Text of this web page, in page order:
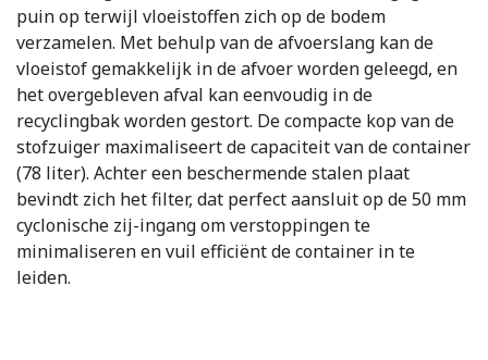
puin op terwijl vloeistoffen zich op de bodem
verzamelen. Met behulp van de afvoerslang kan de
vloeistof gemakkelijk in de afvoer worden geleegd, en
het overgebleven afval kan eenvoudig in de
recyclingbak worden gestort. De compacte kop van de
stofzuiger maximaliseert de capaciteit van de container
(78 liter). Achter een beschermende stalen plaat
bevindt zich het filter, dat perfect aansluit op de 50 mm
cyclonische zij-ingang om verstoppingen te
minimaliseren en vuil efficiënt de container in te
leiden.